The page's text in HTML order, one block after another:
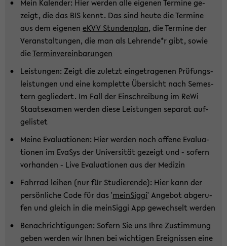
Mein Ka­len­der: Hier wer­den alle ei­ge­nen Ter­mi­ne ge­
zeigt, die das BIS kennt. Das sind heute die Ter­mi­ne
aus dem ei­ge­nen eKVV Stun­den­plan, die Ter­mi­ne der
Ver­an­stal­tun­gen, die man als Leh­ren­de*r gibt, sowie
dieTer­min­ver­ein­ba­run­gen
Leis­tun­gen: Zeigt die zu­letzt ein­ge­tra­ge­nen Prü­fungs­
leis­tun­gen und eine kom­plet­te Über­sicht nach Se­mes­
tern ge­glie­dert. Im Fall der Ein­schrei­bung im ReWi
Staats­examen wer­den diese Leis­tun­gen se­pa­rat auf­
ge­lis­tet
Meine Eva­lua­tio­nen: Hier wer­den noch of­fe­ne Eva­lua­
tio­nen im EvaSys der Uni­ver­si­tät ge­zeigt und - so­fern
vor­han­den - Live Eva­lua­tio­nen aus der Me­di­zin
Fahr­rad lei­hen (nur für Stu­die­ren­de): Hier kann der
per­sön­li­che Code für das 'mein­Sig­gi' An­ge­bot ab­ge­ru­
fen und gleich in die mein­Sig­gi App ge­wech­selt wer­den
Be­nach­rich­ti­gun­gen: So­fern Sie uns Ihre Zu­stim­mung
geben wer­den wir Ihnen bei wich­ti­gen Er­eig­nis­sen eine